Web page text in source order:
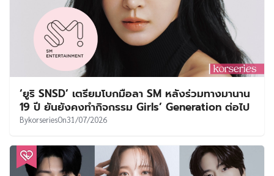
‘ยูริ SNSD’ เตรียมโบกมือลา SM หลังร่วมทางมานาน
19 ปี ยันยังคงทำกิจกรรม Girls’ Generation ต่อไป
BykorseriesOn31/07/2026